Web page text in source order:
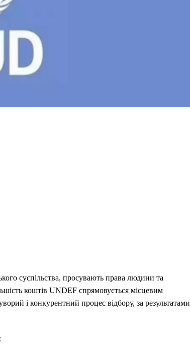
суспільства, просувають права людини та
коштів UNDEF спрямовується місцевим
і конкурентний процес відбору, за результатами